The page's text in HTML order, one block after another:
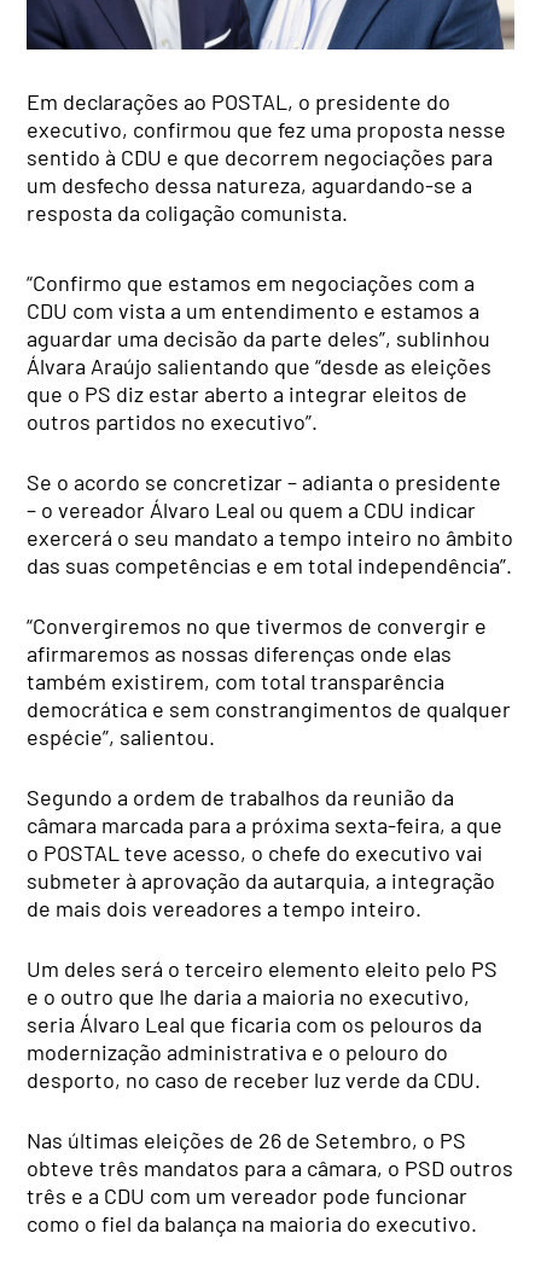
Em declarações ao POSTAL, o presidente do
executivo, confirmou que fez uma proposta nesse
sentido à CDU e que decorrem negociações para
um desfecho dessa natureza, aguardando-se a
resposta da coligação comunista.
“Confirmo que estamos em negociações com a
CDU com vista a um entendimento e estamos a
aguardar uma decisão da parte deles”, sublinhou
Álvara Araújo salientando que “desde as eleições
que o PS diz estar aberto a integrar eleitos de
outros partidos no executivo”.
Se o acordo se concretizar – adianta o presidente
– o vereador Álvaro Leal ou quem a CDU indicar
exercerá o seu mandato a tempo inteiro no âmbito
das suas competências e em total independência”.
“Convergiremos no que tivermos de convergir e
afirmaremos as nossas diferenças onde elas
também existirem, com total transparência
democrática e sem constrangimentos de qualquer
espécie”, salientou.
Segundo a ordem de trabalhos da reunião da
câmara marcada para a próxima sexta-feira, a que
o POSTAL teve acesso, o chefe do executivo vai
submeter à aprovação da autarquia, a integração
de mais dois vereadores a tempo inteiro.
Um deles será o terceiro elemento eleito pelo PS
e o outro que lhe daria a maioria no executivo,
seria Álvaro Leal que ficaria com os pelouros da
modernização administrativa e o pelouro do
desporto, no caso de receber luz verde da CDU.
Nas últimas eleições de 26 de Setembro, o PS
obteve três mandatos para a câmara, o PSD outros
três e a CDU com um vereador pode funcionar
como o fiel da balança na maioria do executivo.